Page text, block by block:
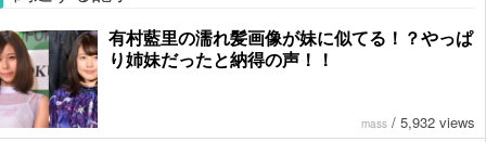
有村藍里の濡れ髪画像が妹に似てる！？やっぱ
り姉妹だったと納得の声！！
mass / 5,932 views